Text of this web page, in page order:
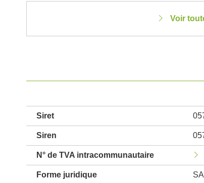
Voir
Siret
Siren
N° de TVA intracommunautaire
Forme juridique